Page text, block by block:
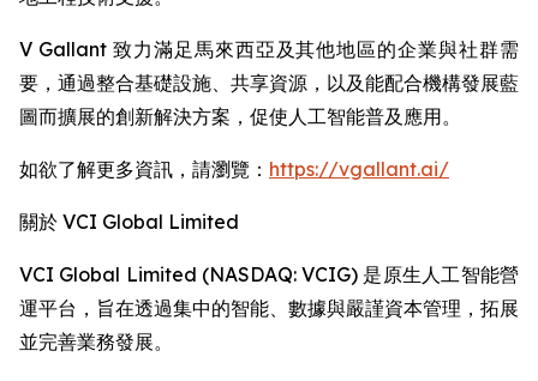
V Gallant 致力滿足馬來西亞及其他地區的企業與社群需
要，通過整合基礎設施、共享資源，以及能配合機構發展藍
圖而擴展的創新解決方案，促使人工智能普及應用。
如欲了解更多資訊，請瀏覽： https://vgallant.ai/
關於 VCI Global Limited
VCI Global Limited (NASDAQ: VCIG) 是原生人工智能營
運平台，旨在透過集中的智能、數據與嚴謹資本管理，拓展
並完善業務發展。